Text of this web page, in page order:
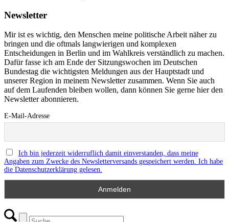
Newsletter
Mir ist es wichtig, den Menschen meine politische Arbeit näher zu
bringen und die oftmals langwierigen und komplexen
Entscheidungen in Berlin und im Wahlkreis verständlich zu machen.
Dafür fasse ich am Ende der Sitzungswochen im Deutschen
Bundestag die wichtigsten Meldungen aus der Hauptstadt und
unserer Region in meinem Newsletter zusammen. Wenn Sie auch
auf dem Laufenden bleiben wollen, dann können Sie gerne hier den
Newsletter abonnieren.
E-Mail-Adresse
Ich bin jederzeit widerruflich damit einverstanden, dass meine
Angaben zum Zwecke des Newsletterversands gespeichert werden. Ich habe
die Datenschutzerklärung gelesen.